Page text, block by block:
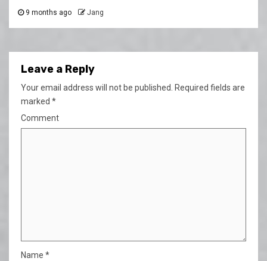
9 months ago Jang
Leave a Reply
Your email address will not be published. Required fields are
marked *
Comment
Name *